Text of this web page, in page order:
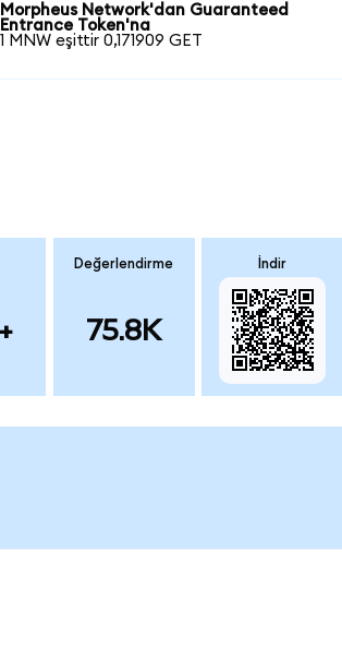
Morpheus Network'dan Guaranteed
Entrance Token'na
1 MNW eşittir 0,171909 GET
Değerlendirme
75.8K
İndir